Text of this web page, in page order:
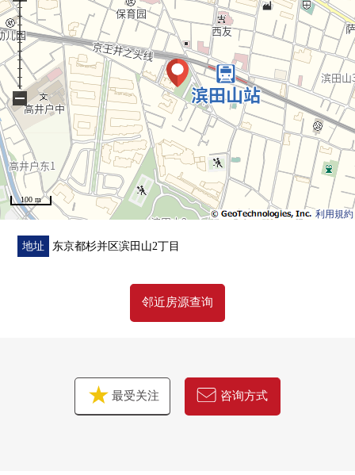
■翻新实施(2024年3月)
・全房间双重框格设置
・热水器交换
・厕所更换
・整体卫浴交换
・盥洗台交换
・洗碗机交换
・厨房栓交换
・Cross一部分换新
・踢脚板交换
・开关，插座交换
利用規約
100 m
−
地址 东京都杉并区滨田山2丁目
邻近房源查询
最受关注 咨询方式